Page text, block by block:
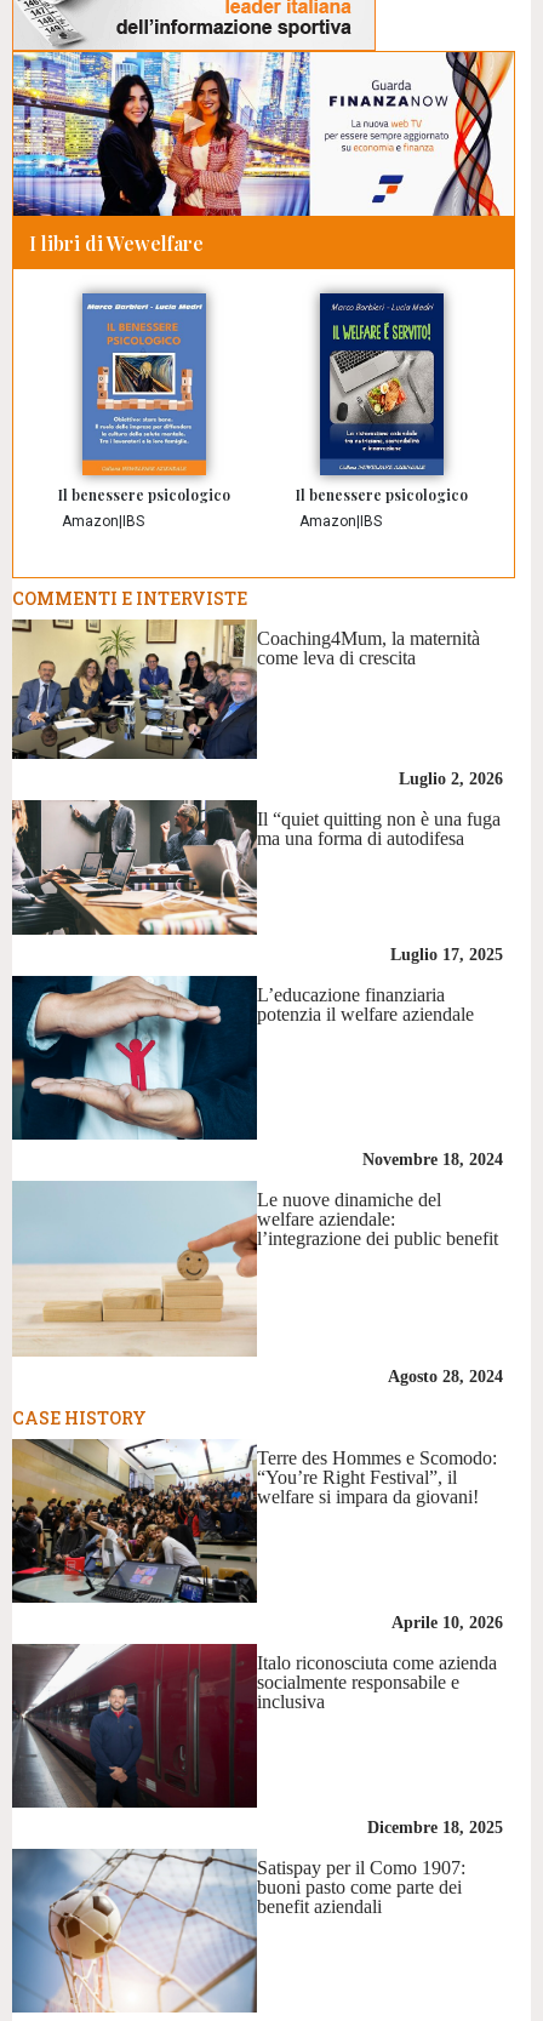
I libri di Wewelfare
Il benessere psicologico
Amazon|IBS
Il benessere psicologico
Amazon|IBS
COMMENTI E INTERVISTE
Coaching4Mum, la maternità
come leva di crescita
Luglio 2, 2026
Il “quiet quitting non è una fuga
ma una forma di autodifesa
Luglio 17, 2025
L’educazione finanziaria
potenzia il welfare aziendale
Novembre 18, 2024
Le nuove dinamiche del
welfare aziendale:
l’integrazione dei public benefit
Agosto 28, 2024
CASE HISTORY
Terre des Hommes e Scomodo:
“You’re Right Festival”, il
welfare si impara da giovani!
Aprile 10, 2026
Italo riconosciuta come azienda
socialmente responsabile e
inclusiva
Dicembre 18, 2025
Satispay per il Como 1907:
buoni pasto come parte dei
benefit aziendali